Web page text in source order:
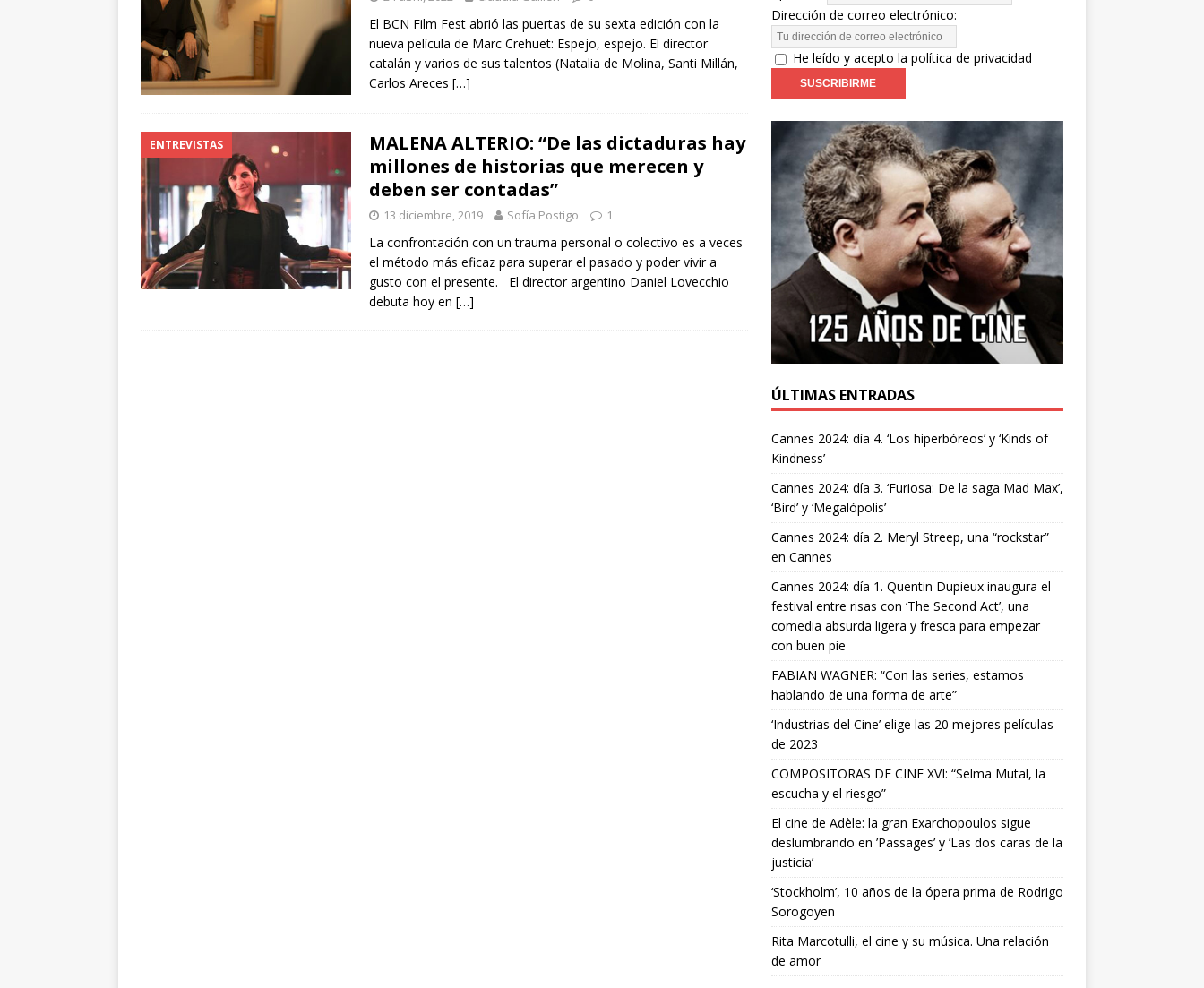
arte”
ENTREVISTAS
[ 18 mayo, 2024 ]
Cannes 2024: día 4. ‘Los hiperbóreos’ y ‘Kinds of Kindness’ FESTIVALES
El BCN Film Fest abrió las puertas de su sexta edición con la
nueva película de Marc Crehuet: Espejo, espejo. El director
catalán y varios de sus talentos (Natalia de Molina, Santi Millán,
Carlos Areces […]
ENTREVISTAS
MALENA ALTERIO: “De las dictaduras hay
millones de historias que merecen y
deben ser contadas”
13 diciembre, 2019 Sofía Postigo 1
La confrontación con un trauma personal o colectivo es a veces
el método más eficaz para superar el pasado y poder vivir a
gusto con el presente. El director argentino Daniel Lovecchio
debuta hoy en […]
Dirección de correo electrónico:
He leído y acepto la política de privacidad
ÚLTIMAS ENTRADAS
Cannes 2024: día 4. ‘Los hiperbóreos’ y ‘Kinds of
Kindness’
Cannes 2024: día 3. ‘Furiosa: De la saga Mad Max’,
‘Bird’ y ‘Megalópolis’
Cannes 2024: día 2. Meryl Streep, una “rockstar”
en Cannes
Cannes 2024: día 1. Quentin Dupieux inaugura el
festival entre risas con ‘The Second Act’, una
comedia absurda ligera y fresca para empezar
con buen pie
FABIAN WAGNER: “Con las series, estamos
hablando de una forma de arte”
‘Industrias del Cine’ elige las 20 mejores películas
de 2023
COMPOSITORAS DE CINE XVI: “Selma Mutal, la
escucha y el riesgo”
El cine de Adèle: la gran Exarchopoulos sigue
deslumbrando en ’Passages’ y ’Las dos caras de la
justicia’
‘Stockholm’, 10 años de la ópera prima de Rodrigo
Sorogoyen
Rita Marcotulli, el cine y su música. Una relación
de amor